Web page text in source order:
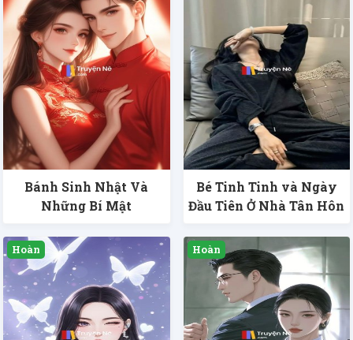
Bánh Sinh Nhật Và
Những Bí Mật
Bé Tinh Tinh và Ngày
Đầu Tiên Ở Nhà Tân Hôn